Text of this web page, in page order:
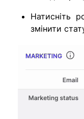
Натисніть
змінити